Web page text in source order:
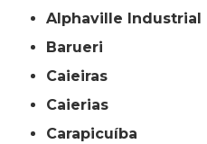
Alphaville Industrial
Barueri
Caieiras
Caierias
Carapicuíba